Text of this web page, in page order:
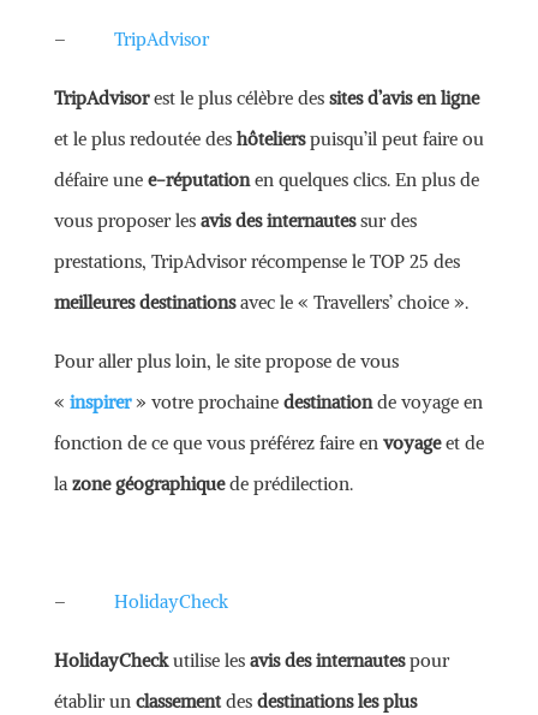
– TripAdvisor
TripAdvisorest le plus célèbre des sites d’avis en ligne
et le plus redoutée des hôtelierspuisqu’il peut faire ou
défaire une e-réputationen quelques clics. En plus de
vous proposer les avis des internautessur des
prestations, TripAdvisor récompense le TOP 25 des
meilleures destinationsavec le « Travellers’ choice ».
Pour aller plus loin, le site propose de vous
« inspirer» votre prochaine destinationde voyage en
fonction de ce que vous préférez faire en voyageet de
lazone géographiquede prédilection.
– HolidayCheck
HolidayCheckutilise les avis des internautespour
établir un classement des destinations les plus